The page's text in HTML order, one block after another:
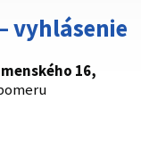
vyhlásenie
16,